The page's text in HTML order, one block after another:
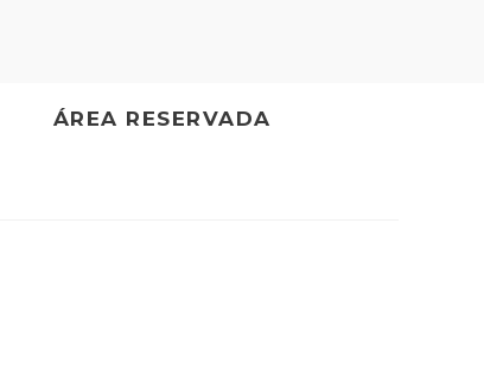
ÁREA RESERVADA